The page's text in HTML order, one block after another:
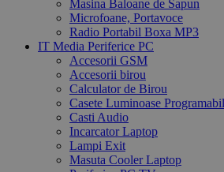
Masina Baloane de Sapun
Microfoane, Portavoce
Radio Portabil Boxa MP3
IT Media Periferice PC
Accesorii GSM
Accesorii birou
Calculator de Birou
Casete Luminoase
Casti Audio
Incarcator Laptop
Lampi Exit
Masuta Cooler Laptop